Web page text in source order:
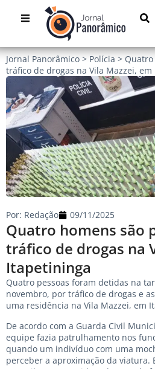
Jornal Panorâmico > Polícia >
tráfico de drogas na Vila Mazzei,
Quatro homens são
tráfico de drogas na
Itapetininga
Por: Redação 09/11/2025
Quatro pessoas foram detidas na
novembro, por tráfico de drogas e
uma residência na Vila Mazzei, em
De acordo com a Guarda Civil
equipe fazia patrulhamento nos
quando um indivíduo com uma
perceber a aproximação da viatura.